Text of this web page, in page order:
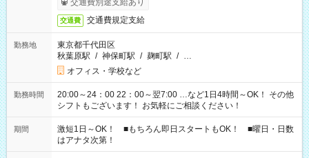
交通費別途支給あり
交通費 交通費規定支給
勤務地
東京都千代田区
秋葉原駅 / 神保町駅 / 麹町駅 / …
オフィス・学校など
勤務時間
20:00～24：00 22：00～翌7:00 …など1日4時間～OK！ その他
シフトもございます！ お気軽にご相談ください！
期間
激短1日～OK！ ■もちろん即日スタートもOK！ ■曜日・日数
はアナタ次第！